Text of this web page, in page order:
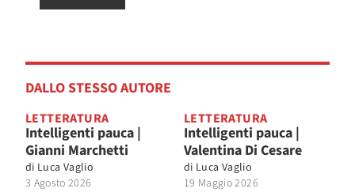
DALLO STESSO AUTORE
LETTERATURA
Intelligenti pauca |
Gianni Marchetti
di Luca Vaglio
3 Agosto 2026
LETTERATURA
Intelligenti pauca |
Valentina Di Cesare
di Luca Vaglio
19 Maggio 2026